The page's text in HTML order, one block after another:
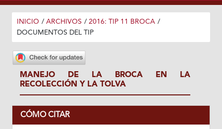
INICIO / ARCHIVOS / 2016: TIP 11 BROCA /
DOCUMENTOS DEL TIP
MANEJO DE LA BROCA EN LA
RECOLECCIÓN Y LA TOLVA
CÓMO CITAR